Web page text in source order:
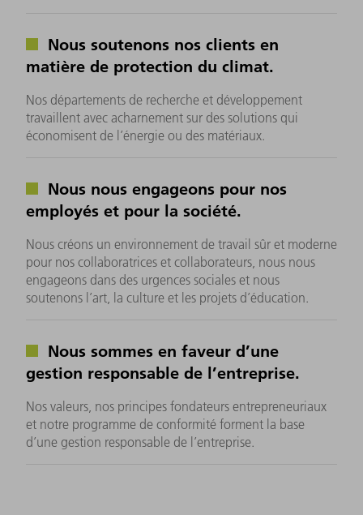
Nous soutenons nos clients en
matière de protection du climat.
Nos départements de recherche et développement
travaillent avec acharnement sur des solutions qui
économisent de l’énergie ou des matériaux.
Nous nous engageons pour nos
employés et pour la société.
Nous créons un environnement de travail sûr et moderne
pour nos collaboratrices et collaborateurs, nous nous
engageons dans des urgences sociales et nous
soutenons l’art, la culture et les projets d’éducation.
Nous sommes en faveur d’une
gestion responsable de l’entreprise.
Nos valeurs, nos principes fondateurs entrepreneuriaux
et notre programme de conformité forment la base
d’une gestion responsable de l’entreprise.